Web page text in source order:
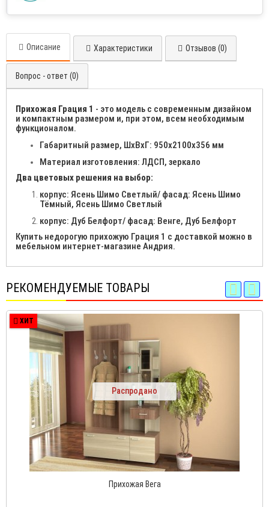
Описание Характеристики Отзывов (0)
Вопрос - ответ (0)
Прихожая Грация 1 - это модель с современным дизайном
и компактным размером и, при этом, всем необходимым
функционалом.
Габаритный размер, ШхВхГ: 950х2100х356 мм
Материал изготовления: ЛДСП, зеркало
Два цветовых решения на выбор:
корпус: Ясень Шимо Светлый/ фасад: Ясень Шимо
Тёмный, Ясень Шимо Светлый
корпус: Дуб Белфорт/ фасад: Венге, Дуб Белфорт
Купить недорогую прихожую Грация 1 с доставкой можно в
мебельном интернет-магазине Андрия.
РЕКОМЕНДУЕМЫЕ ТОВАРЫ
ХИТ
Распродано
Прихожая Вега